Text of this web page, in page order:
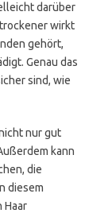
darüber
wirkt
gehört,
Genau das
sind, wie
nur gut
kann
die
diesem
Haar